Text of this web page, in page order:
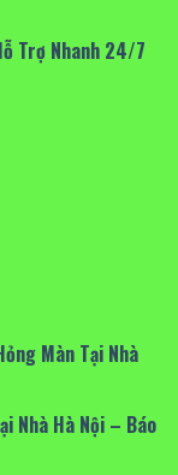
Trợ Nhanh 24/7
Màn Tại Nhà
Nhà Hà Nội – Báo